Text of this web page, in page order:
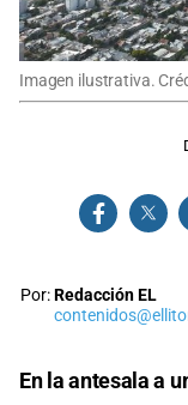
Imagen ilustrativa.
Por:Redacción EL
En la antesala a